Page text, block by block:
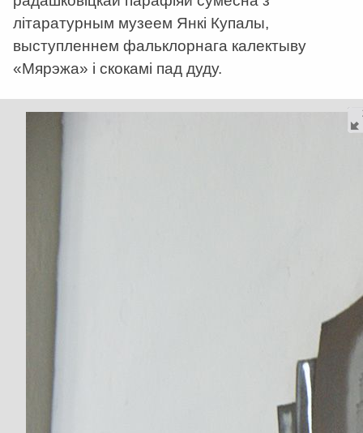
літаратурным музеем Янкі Купалы,
выступленнем фальклорнага калектыву
«Мярэжа» і скокамі пад дуду.